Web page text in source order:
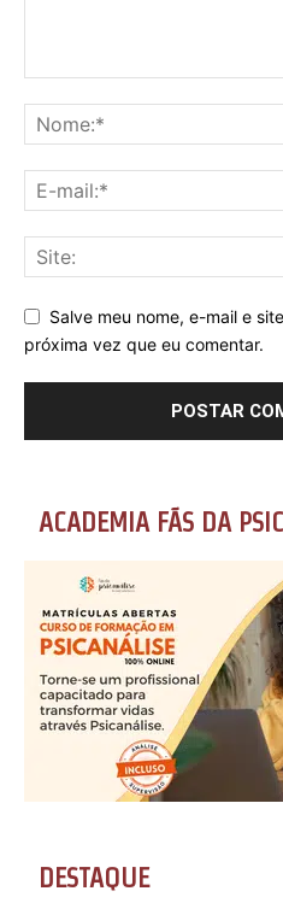
Salve meu nome, e-mail e
próxima vez que eu comentar.
ACADEMIA FÃS DA
DESTAQUE